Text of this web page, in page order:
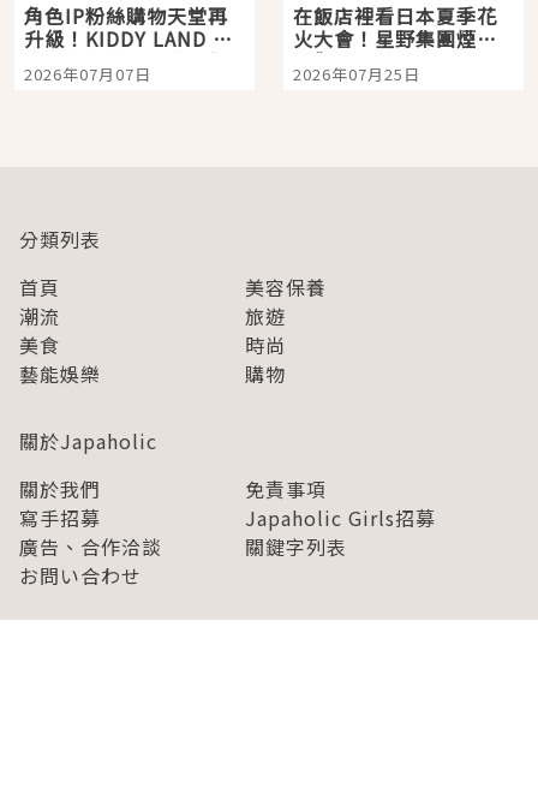
角色IP粉絲購物天堂再
升級！KIDDY LAND 原
宿店吉伊卡哇迎客，新
開幕 OMOKADO 店3分
2026年07月07日
在飯店裡看日本夏季花
火大會！星野集團煙火
景觀飯店6選，讓你不用
人擠人悠閒欣賞
2026年07月25日
分類列表
首頁
美容保養
潮流
旅遊
美食
時尚
藝能娛樂
購物
關於Japaholic
關於我們
免責事項
寫手招募
Japaholic Girls招募
廣告、合作洽談
關鍵字列表
お問い合わせ